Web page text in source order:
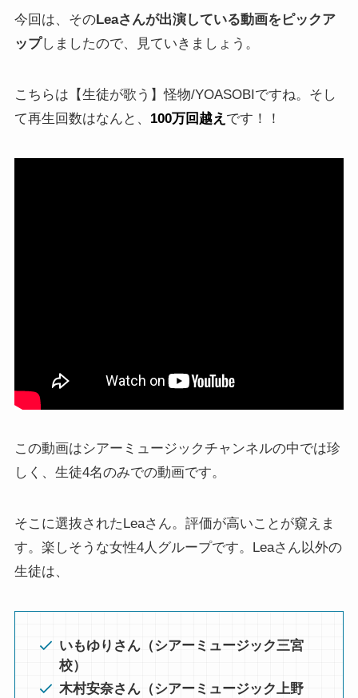
今回は、そのLeaさんが出演している動画をピックア
ップしましたので、見ていきましょう。
こちらは【生徒が歌う】怪物/YOASOBIですね。そし
て再生回数はなんと、 100万回越え です！！
この動画はシアーミュージックチャンネルの中では珍
しく、生徒4名のみでの動画です。
そこに選抜されたLeaさん。評価が高いことが窺えま
す。楽しそうな女性4人グループです。Leaさん以外の
生徒は、
いもゆりさん（シアーミュージック三宮
校）
木村安奈さん（シアーミュージック上野